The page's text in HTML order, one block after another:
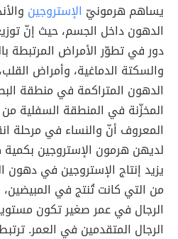
يساهم هرمونيّ الإستروجين
الدهون داخل الجسم، حيث إنّ
دور في تطوّر الأمراض المرتبطة
والسكتة الدماغية، وأمراض
الدهون المتراكمة في منطقة
المخزّنة في المنطقة السفلية
المعروف أنّ والنساء في مرحلة
لديهن هرمون الإستروجين بكمية
يزيد إنتاج الإستروجين في
من التي كانت تُنتج في
الرجال في عمر صغير تكون
الرجال المتقدمين في العمر.